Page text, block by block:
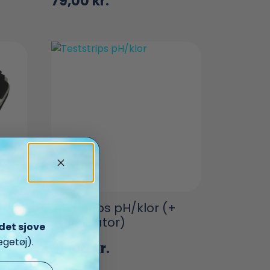
Teststrips pH/klor (+
stabilisator)
99,00 kr.
sjove